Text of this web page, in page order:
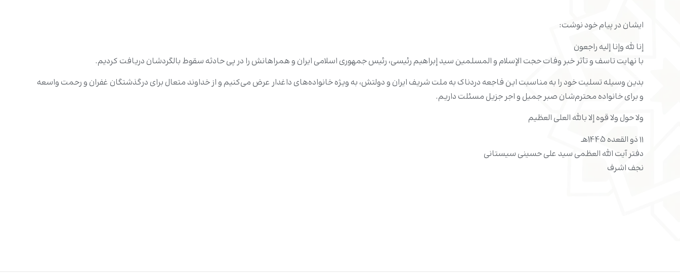
ایشان در پیام خود نوشت:
إنا لله وإنا إلیه راجعون
با نهایت تاسف و تأثر خبر وفات حجت الإسلام و المسلمین سید إبراهیم رئیسی، رئیس جمهوری اسلامی ایران و همراهانش را در پی حادثه سقوط بالگردشان دریافت کردیم.
بدین وسیله تسلیت خود را به مناسبت این فاجعه دردناک به ملت شریف ایران و دولتش، به ویژه خانواده‌های داغدار عرض می‌کنیم و از خداوند متعال برای درگذشتگان غفران و رحمت واسعه
و برای خانواده محترم‌شان صبر جمیل و اجر جزیل مسئلت داریم.
ولا حول ولا قوه إلا بالله العلی العظیم
۱۱ ذو القعده 1445هـ
دفتر آیت الله العظمى سید علی حسینی سیستانی
نجف اشرف